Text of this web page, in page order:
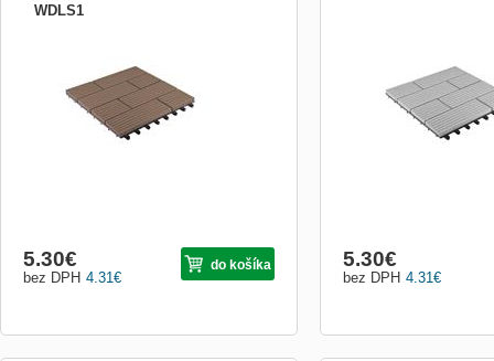
WDLS1
exterierové podlahové krytiny. Podlahový
systém G21 je cenově zajímavé řešení,
které však zároveň splňuje i vysoké
kvalitativní nároky.
4.31€
bez DPH
5.30€ do košíka
exterierové podlahové
systém G21 je cenově
které však zároveň
kvalitativní nároky.
4.31€
bez DPH
5.30€